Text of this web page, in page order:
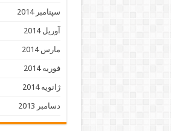
سپتامبر 2014
آوریل 2014
مارس 2014
فوریه 2014
ژانویه 2014
دسامبر 2013